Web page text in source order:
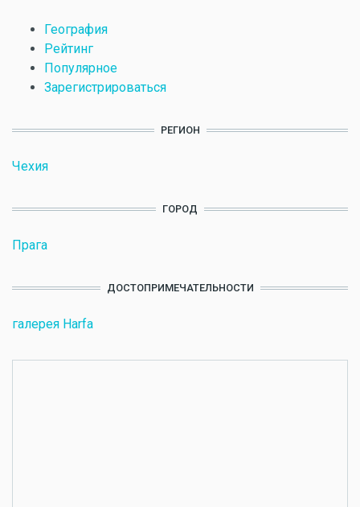
География
Рейтинг
Популярное
Зарегистрироваться
РЕГИОН
Чехия
ГОРОД
Прага
ДОСТОПРИМЕЧАТЕЛЬНОСТИ
галерея Harfa